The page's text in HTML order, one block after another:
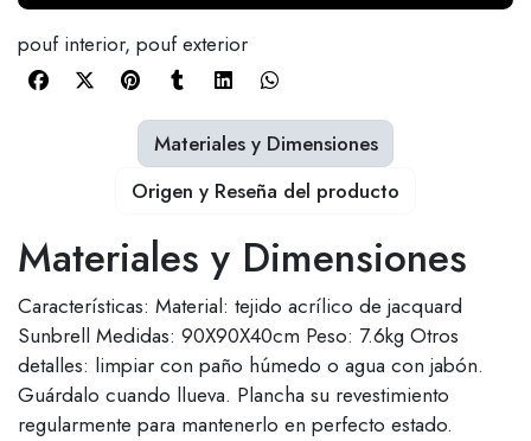
pouf interior, pouf exterior
Materiales y Dimensiones
Características: Material: tejido acrílico de jacquard
Sunbrell Medidas: 90X90X40cm Peso: 7.6kg Otros
detalles: limpiar con paño húmedo o agua con jabón.
Guárdalo cuando llueva. Plancha su revestimiento
regularmente para mantenerlo en perfecto estado.
Materiales y Dimensiones
Origen y Reseña del producto